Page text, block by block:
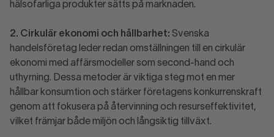
hälsofarliga produkter sätts på marknaden.
2. Cirkulär ekonomi och hållbarhet: Svenska
handelsföretag leder redan omställningen till en cirkulär
ekonomi med affärsmodeller som second-hand och
uthyrning. Dessa metoder är viktiga steg mot en mer
hållbar konsumtion och stärker företagens konkurrenskraft
genom att fokusera på återvinning och resurseffektivitet,
vilket främjar både miljön och långsiktig tillväxt.